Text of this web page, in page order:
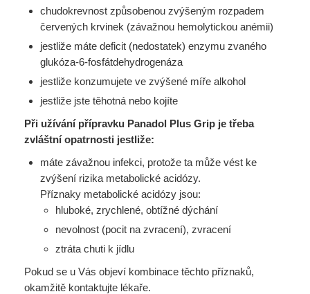
chudokrevnost způsobenou zvýšeným rozpadem
červených krvinek (závažnou hemolytickou anémii)
jestliže máte deficit (nedostatek) enzymu zvaného
glukóza-6-fosfátdehydrogenáza
jestliže konzumujete ve zvýšené míře alkohol
jestliže jste těhotná nebo kojíte
Při užívání přípravku Panadol Plus Grip je třeba
zvláštní opatrnosti jestliže:
máte závažnou infekci, protože ta může vést ke
zvýšení rizika metabolické acidózy.
Příznaky metabolické acidózy jsou:
hluboké, zrychlené, obtížné dýchání
nevolnost (pocit na zvracení), zvracení
ztráta chuti k jídlu
Pokud se u Vás objeví kombinace těchto příznaků,
okamžitě kontaktujte lékaře.